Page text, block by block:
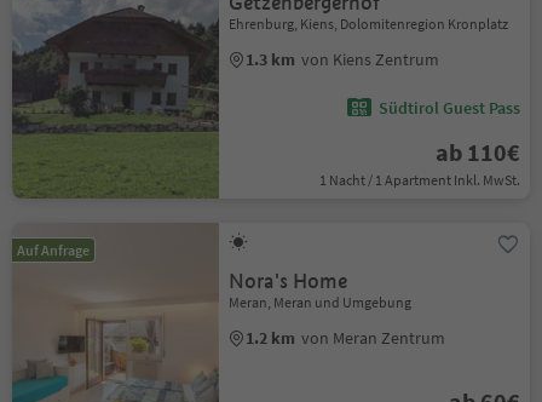
Ehrenburg, Kiens, Dolomitenregion Kronplatz
1.3 km von Kiens Zentrum
Südtirol Guest Pass
ab 110€
1 Nacht / 1 Apartment Inkl. MwSt.
Auf Anfrage
Nora's Home
Meran, Meran und Umgebung
1.2 km von Meran Zentrum